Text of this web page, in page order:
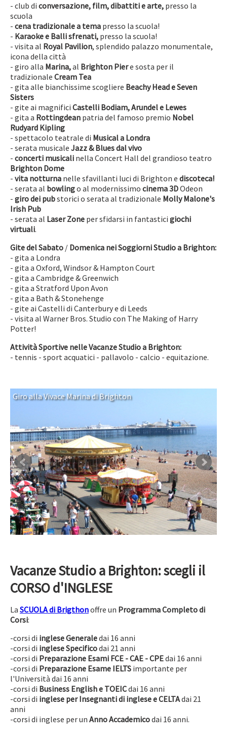
- club di conversazione, film, dibattiti e arte, presso la
scuola
- cena tradizionale a tema presso la scuola!
- Karaoke e Balli sfrenati, presso la scuola!
- visita al Royal Pavilion, splendido palazzo monumentale,
icona della città
- giro alla Marina,al Brighton Piere sosta per il
tradizionale Cream Tea
- gita alle bianchissime scogliere Beachy Head e Seven
Sisters
- gite ai magnifici Castelli Bodiam, Arundel e Lewes
- gita a Rottingdean patria del famoso premio Nobel
Rudyard Kipling
- spettacolo teatrale di Musical a Londra
- serata musicale Jazz & Blues dal vivo
- concerti musicali nella Concert Hall del grandioso teatro
Brighton Dome
- vita notturna nelle sfavillanti luci di Brighton e discoteca!
- serata al bowlingo al modernissimo cinema 3DOdeon
- giro dei pubstorici o serata al tradizionale Molly Malone's
Irish Pub
- serata al Laser Zone per sfidarsi in fantastici giochi
virtuali.
Gite del Sabato / Domenica nei Soggiorni Studio a Brighton:
- gita a Londra
- gita a Oxford, Windsor & Hampton Court
- gita a Cambridge & Greenwich
- gita a Stratford Upon Avon
- gita a Bath & Stonehenge
- gite ai Castelli di Canterbury e di Leeds
- visita al Warner Bros. Studio con The Making of Harry
Potter!
Attività Sportive nelle Vacanze Studio a Brighton:
- tennis - sport acquatici - pallavolo - calcio - equitazione.
Giro alla Vivace Marina di Brighton
Vacanze Studio a Brighton: scegli il
CORSO d'INGLESE
La SCUOLA di Brigthonoffre un Programma Completo di
Corsi:
-corsi di inglese Generaledai 16 anni
-corsi di inglese Specificodai 21 anni
-corsi di Preparazione Esami FCE - CAE - CPEdai 16 anni
-corsi di Preparazione Esame IELTS importante per
l'Università dai 16 anni
-corsi di Business English e TOEICdai 16 anni
-corsi di inglese per Insegnanti di inglese e CELTAdai 21
anni
-corsi di inglese per un Anno Accademicodai 16 anni.